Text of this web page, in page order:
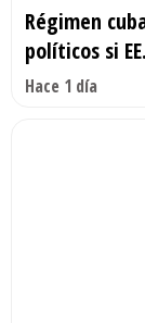
Régimen
políticos si
Hace 1 día